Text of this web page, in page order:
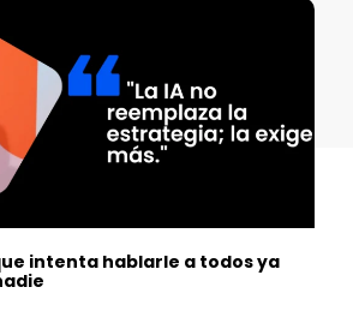
intenta hablarle a todos ya